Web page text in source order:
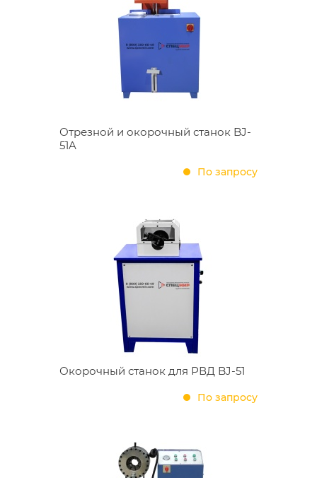
Отрезной и окорочный станок BJ-
51A
По запросу
Окорочный станок для РВД BJ-51
По запросу